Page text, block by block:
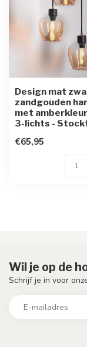
Design mat
zandgouden
met
3-lichts -
€65,95
Wil je op de
Schrijf je in voor